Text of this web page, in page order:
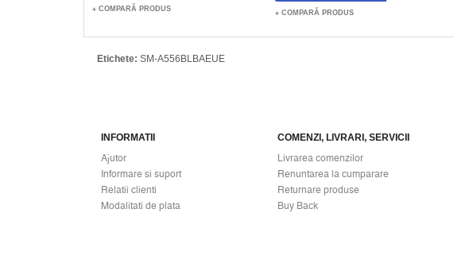
COMPARĂ PRODUS COMPARĂ PRODUS
Etichete: SM-A556BLBAEUE
INFORMATII
Ajutor
Informare si suport
Relatii clienti
Modalitati de plata
COMENZI, LIVRARI, SERVICII
Livrarea comenzilor
Renuntarea la cumparare
Returnare produse
Buy Back